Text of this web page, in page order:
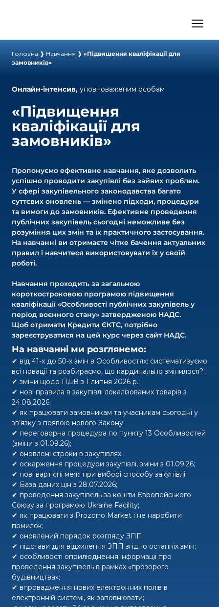
Головна ❱ Навчання ❱ «Підвищення кваліфікації для
замовників»
Онлайн-інтенсив, уповноваженим особам
«Підвищення
кваліфікації для
замовників»
Пропонуємо ефективне навчання, яке дозволить
успішно проводити закупівлі без зайвих проблем.
У сфері закупівельного законодавства багато
суттєвих оновлень — змінено підходи, процедури
та вимоги до замовників. Ефективне проведення
публічних закупівель сьогодні неможливе без
розуміння цих змін та їх практичного застосування.
На навчанні ви отримаєте чітке бачення актуальних
правил і навчитеся використовувати їх у своїй
роботі.
Навчання проходить за загальною
короткостроковою програмою підвищення
кваліфікації «Особливості публічних закупівель у
період воєнного стану» затвердженою НАДС.
Щоб отримати Кредити ЄКТС, потрібно
зареєструватися на цей курс через сайт НАДС.
На навчанні ми розглянемо:
✔ від 41-х до 50-х змін в Особливостях: систематизуємо
всі новації та розбираємо, що кардинально змінилося?;
✔ зміни щодо ПДВ з 1 липня 2026 р.;
✔ нові правила в закупівлі локалізованих товарів з
24.08.2026;
✔ як працювати замовникам та учасникам сьогодні у
зв’язку з появою нового Закону;
✔ переговорна процедура по пункту 13 Особливостей
(зміни з 01.09.26);
✔ оновлені строки в закупівлях;
✔ оскарження процедури закупівлі, зміни з 01.09.26;
✔ нові вартісні межі при виборі способу закупівлі;
✔ База даних цін з 28.07.2026;
✔ проведення закупівель за кошти Європейського
Союзу за програмою Ukraine Facility;
✔ як працювати з Prozorro Market і не наробити
помилок;
✔ оновлений порядок розгляду ЗПП;
✔ підстави для відхилення ЗПП згідно останніх змін;
✔ особливості оприлюднення інформації про
проведення закупівель в рамках «прозорого
будівництва»;
✔ впровадження нових електронних полів в
електронній системі, як заповнювати;